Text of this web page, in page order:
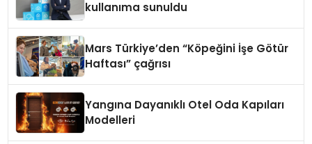
kullanıma sunuldu
Mars Türkiye’den “Köpeğini İşe Götür
Haftası” çağrısı
Yangına Dayanıklı Otel Oda Kapıları
Modelleri